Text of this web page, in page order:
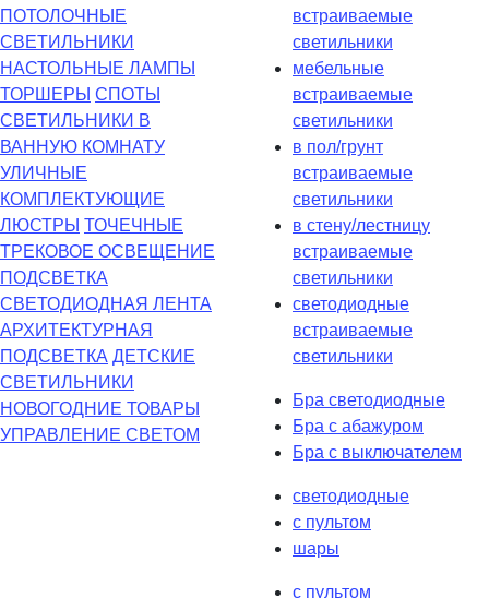
ПОТОЛОЧНЫЕ
СВЕТИЛЬНИКИ
НАСТОЛЬНЫЕ ЛАМПЫ
ТОРШЕРЫ СПОТЫ
СВЕТИЛЬНИКИ В
ВАННУЮ КОМНАТУ
УЛИЧНЫЕ
КОМПЛЕКТУЮЩИЕ
ЛЮСТРЫ ТОЧЕЧНЫЕ
ТРЕКОВОЕ ОСВЕЩЕНИЕ
ПОДСВЕТКА
СВЕТОДИОДНАЯ ЛЕНТА
АРХИТЕКТУРНАЯ
ПОДСВЕТКА ДЕТСКИЕ
СВЕТИЛЬНИКИ
НОВОГОДНИЕ ТОВАРЫ
УПРАВЛЕНИЕ СВЕТОМ
встраиваемые
светильники
мебельные
встраиваемые
светильники
в пол/грунт
встраиваемые
светильники
в стену/лестницу
встраиваемые
светильники
светодиодные
встраиваемые
светильники
Бра светодиодные
Бра с абажуром
Бра с выключателем
светодиодные
с пультом
шары
с пультом